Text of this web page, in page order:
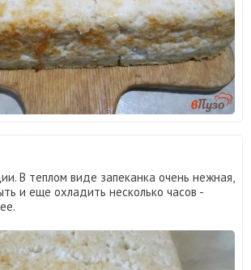
В теплом виде запеканка очень нежная,
и еще охладить несколько часов -